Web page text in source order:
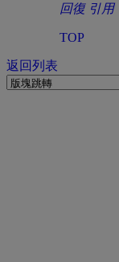
回復 引用
TOP
返回列表